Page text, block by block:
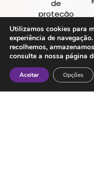
Utilizamos cookies para
experiência de
recolhemos,
consulte a nossa página
Aceitar Opções